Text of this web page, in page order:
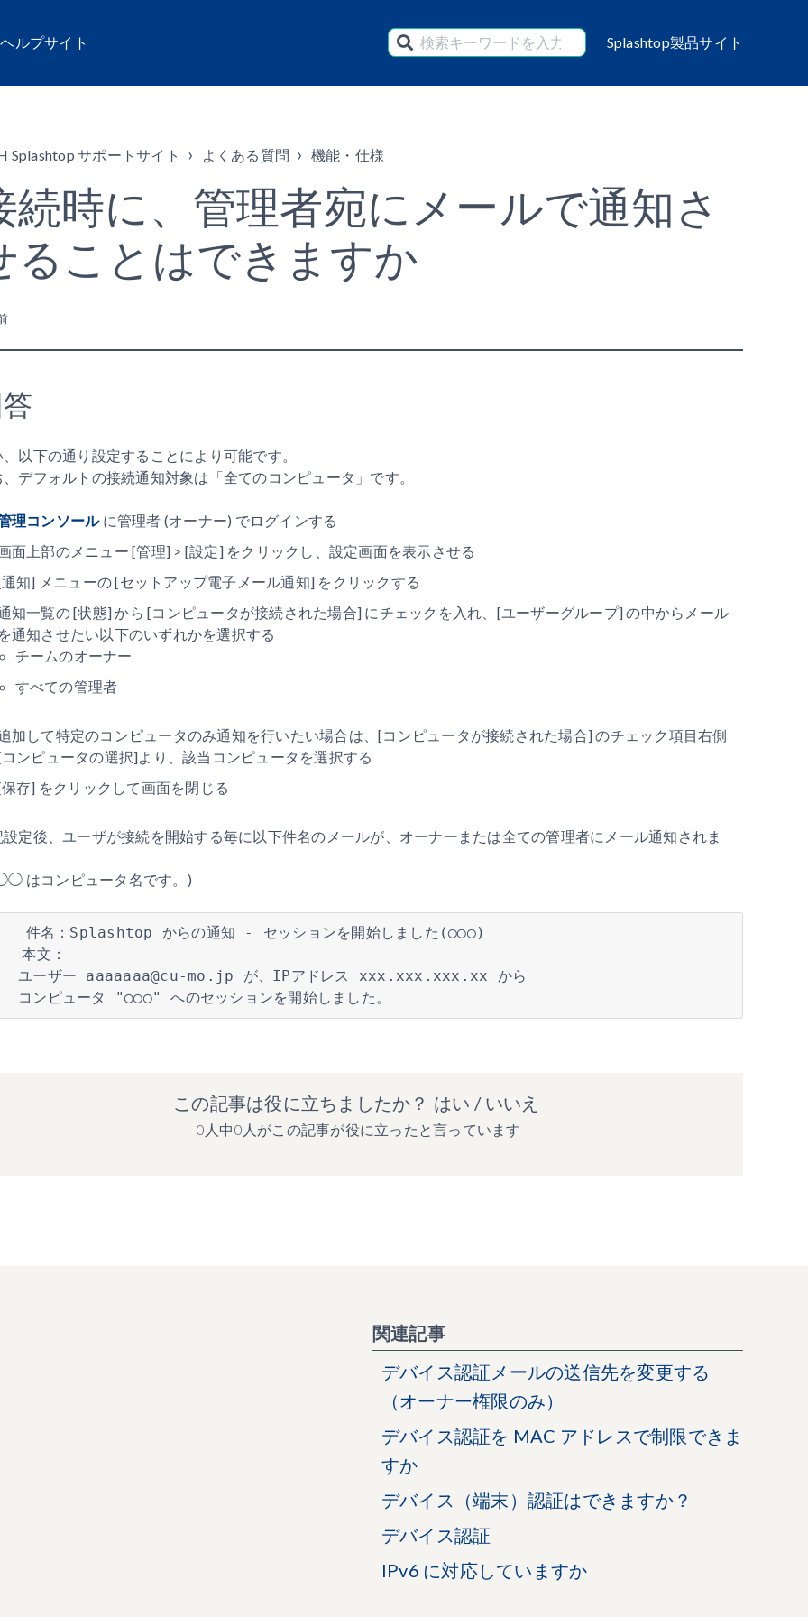
ルプサイト Splashtop製品サイト
Splashtop サポートサイト よくある質問 機能・仕様
続時に、管理者宛にメールで通知さ
ることはできますか
、以下の通り設定することにより可能です。
、デフォルトの接続通知対象は「全てのコンピュータ」です。
理コンソールに管理者 (オーナー) でログインする
面上部のメニュー [管理] > [設定] をクリックし、設定画面を表示させる
知] メニューの [セットアップ電子メール通知] をクリックする
知一覧の [状態] から [コンピュータが接続された場合] にチェックを入れ、[ユーザーグループ] の中からメール
を通知させたい以下のいずれかを選択する
チームのオーナー
すべての管理者
加して特定のコンピュータのみ通知を行いたい場合は、[コンピュータが接続された場合] のチェック項目右側
ンピュータの選択]より、該当コンピュータを選択する
存] をクリックして画面を閉じる
設定後、ユーザが接続を開始する毎に以下件名のメールが、オーナーまたは全ての管理者にメール通知されま
はコンピュータ名です。)
名：Splashtop からの通知 - セッションを開始しました(◯◯◯)
文：
ーザー aaaaaaa@cu-mo.jp が、IPアドレス xxx.xxx.xxx.xx から
ンピュータ "◯◯◯" へのセッションを開始しました。
この記事は役に立ちましたか？ はい / いいえ
0人中0人がこの記事が役に立ったと言っています
関連記事
デバイス認証メールの送信先を変更する
（オーナー権限のみ）
デバイス認証を MAC アドレスで制限できま
すか
デバイス（端末）認証はできますか？
デバイス認証
IPv6 に対応していますか